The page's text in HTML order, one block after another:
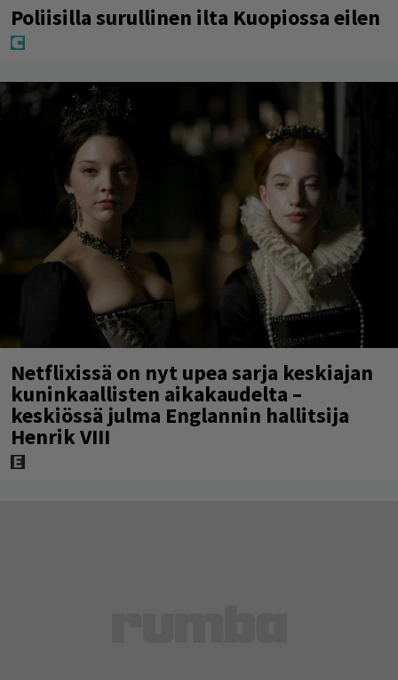
Poliisilla surullinen ilta Kuopiossa eilen
Netflixissä on nyt upea sarja keskiajan
kuninkaallisten aikakaudelta –
keskiössä julma Englannin hallitsija
Henrik VIII